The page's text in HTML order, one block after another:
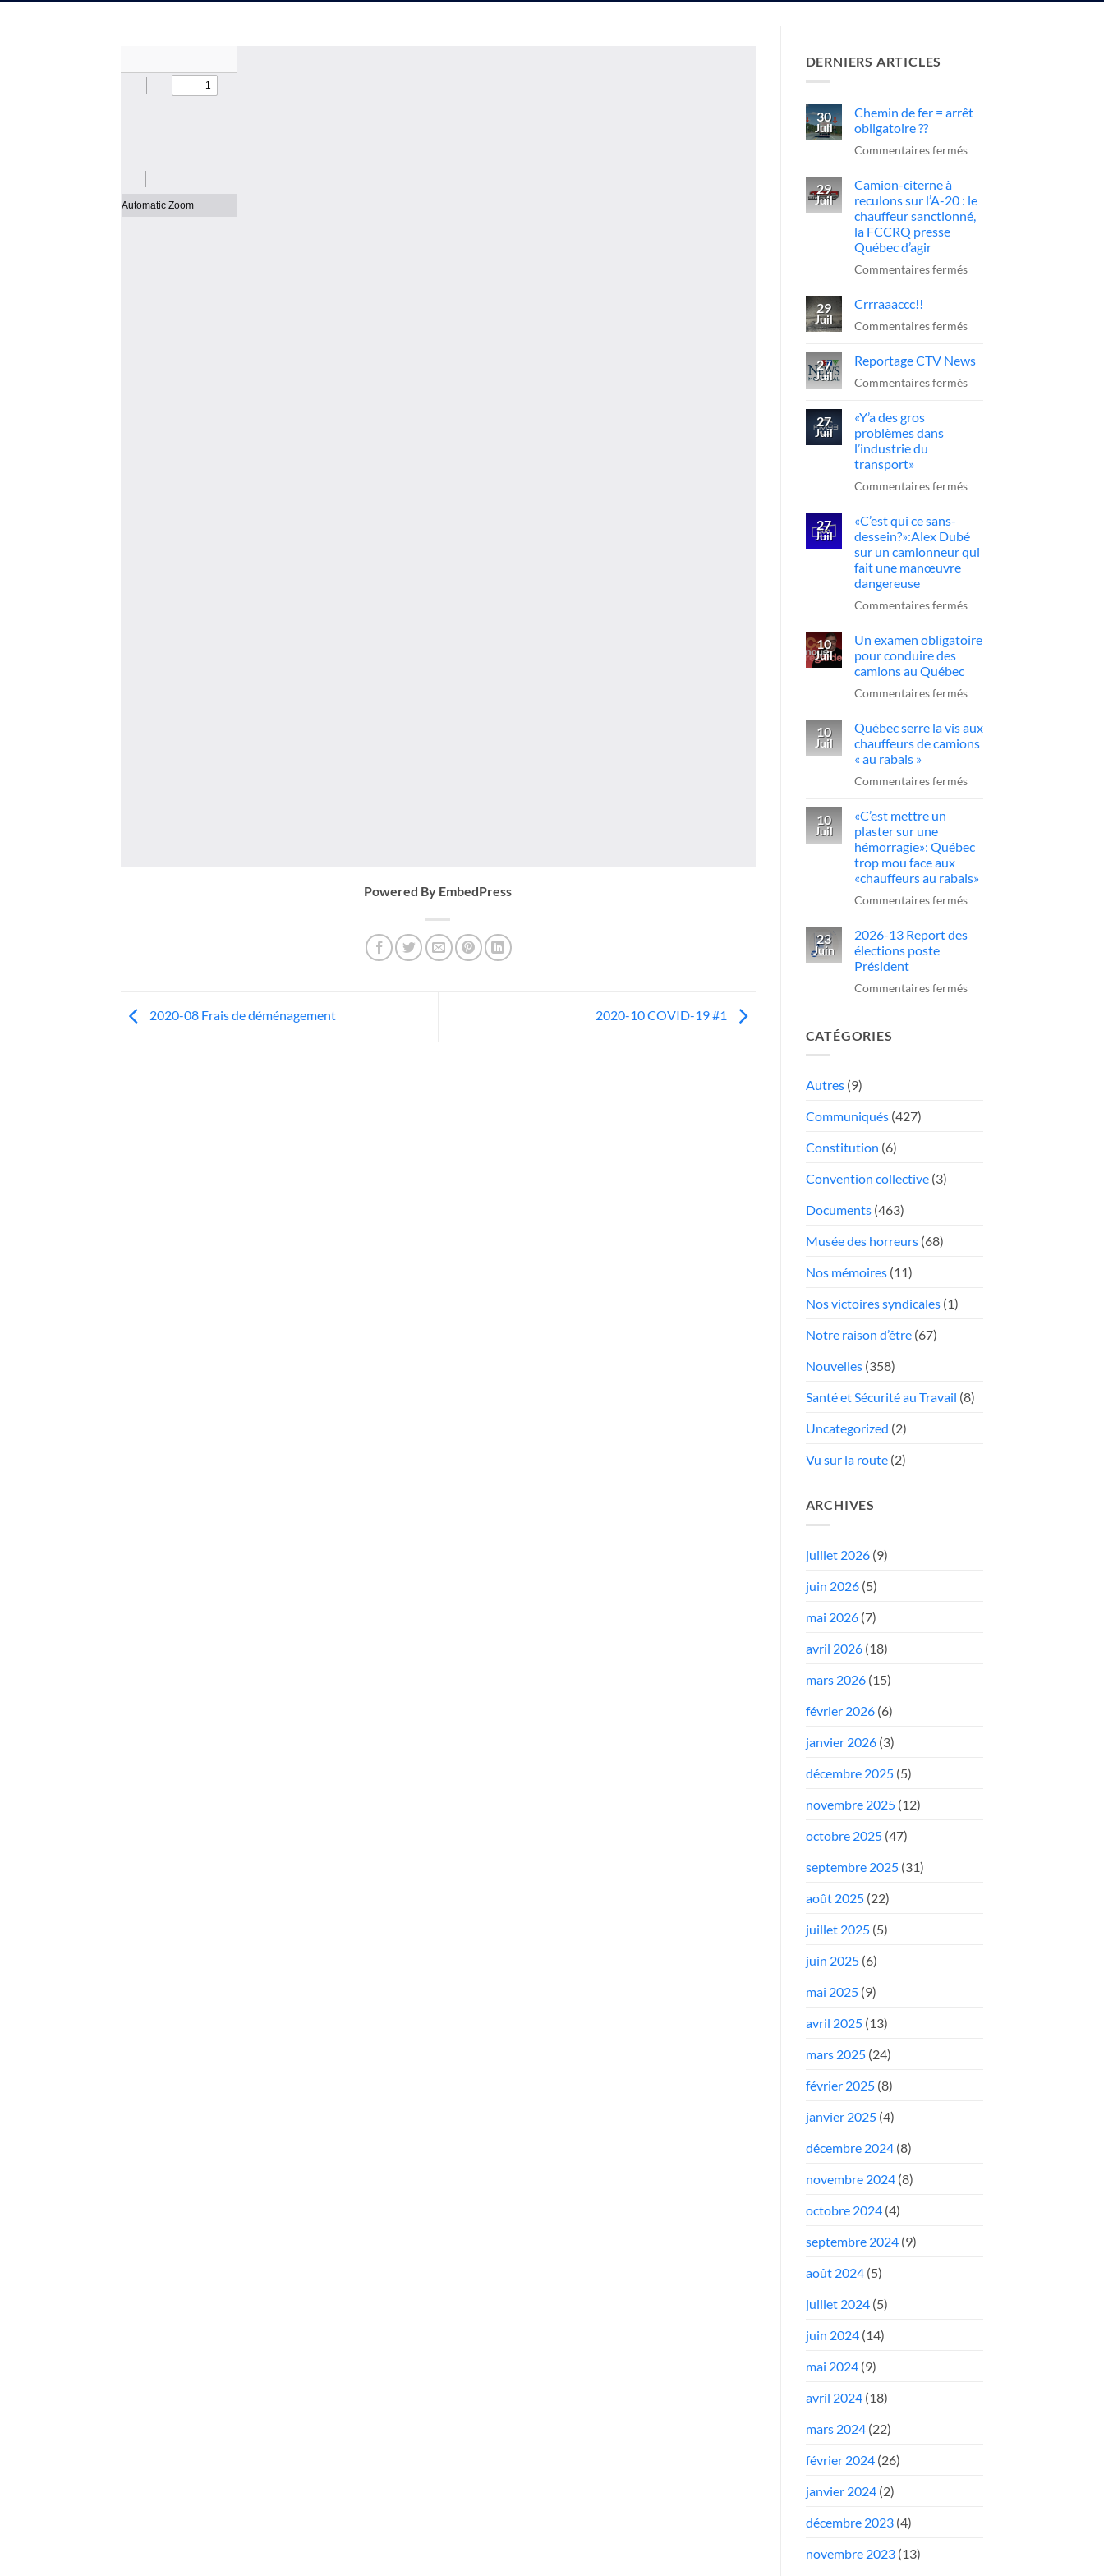
Powered By EmbedPress
2020-08 Frais de déménagement 2020-10 COVID-19 #1
DERNIERS ARTICLES
30
Juil
Chemin de fer = arrêt
obligatoire ??
Commentaires ferméssur
fer
=
29
Juil
Camion-citerne à
reculons sur l’A-20 : le
chauffeur sanctionné,
la FCCRQ presse
Québec d’agir
Commentaires ferméssur
à
sur
l’A-
la
presse
Québec
29
Juil
Crrraaaccc!!
Commentaires ferméssur
27
Juil
Reportage CTV News
Commentaires ferméssur
27
Juil
«Y’a des gros
problèmes dans
l’industrie du
transport»
Commentaires ferméssur
gros
problèmes
transport»
27
Juil
«C’est qui ce sans-
dessein?»:Alex Dubé
sur un camionneur qui
fait une manœuvre
dangereuse
Commentaires ferméssur
qui
dessein?»:Alex
sur
manœuvre
10
Juil
Un examen obligatoire
pour conduire des
camions au Québec
Commentaires ferméssur
examen
obligatoire
conduire
au
10
Juil
Québec serre la vis aux
chauffeurs de camions
« au rabais »
Commentaires ferméssur
vis
aux
camions
rabais
10
Juil
«C’est mettre un
plaster sur une
hémorragie»: Québec
trop mou face aux
«chauffeurs au rabais»
Commentaires ferméssur
mettre
sur
23
Juin
2026-13 Report des
élections poste
Président
Commentaires ferméssur
CATÉGORIES
Autres(9)
Communiqués(427)
Constitution (6)
Convention collective(3)
Documents(463)
Musée des horreurs(68)
Nos mémoires(11)
Nos victoires syndicales(1)
Notre raison d’être(67)
Nouvelles(358)
Santé et Sécurité au Travail (8)
Uncategorized (2)
Vu sur la route(2)
ARCHIVES
juillet 2026(9)
juin 2026(5)
mai 2026(7)
avril 2026(18)
mars 2026(15)
février 2026(6)
janvier 2026(3)
décembre 2025(5)
novembre 2025(12)
octobre 2025(47)
septembre 2025(31)
août 2025(22)
juillet 2025(5)
juin 2025(6)
mai 2025(9)
avril 2025(13)
mars 2025(24)
février 2025(8)
janvier 2025(4)
décembre 2024(8)
novembre 2024(8)
octobre 2024(4)
septembre 2024(9)
août 2024(5)
juillet 2024(5)
juin 2024(14)
mai 2024(9)
avril 2024(18)
mars 2024(22)
février 2024(26)
janvier 2024(2)
décembre 2023(4)
novembre 2023(13)